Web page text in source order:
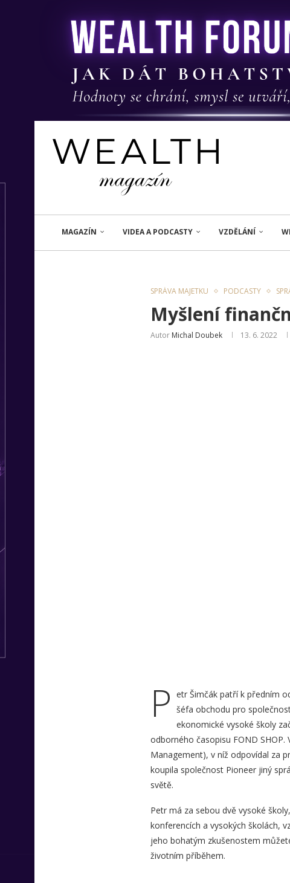
MAGAZÍN VIDEA A PODCASTY VZDĚLÁNÍ
SPRÁVA MAJETKU PODCASTY
Myšlení
Autor Michal Doubek 13. 6. 2022
P etr Šimčák patří k předním
šéfa obchodu pro
ekonomické vysoké školy
odborného časopisu FOND
Management), v níž odpovídal za
koupila společnost Pioneer jiný
světě.
Petr má za sebou dvě vysoké
konferencích a vysokých školách,
jeho bohatým zkušenostem
životním příběhem.